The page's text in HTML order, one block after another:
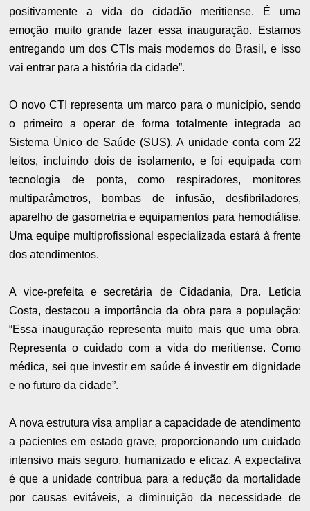
positivamente a vida do cidadão meritiense. É uma
emoção muito grande fazer essa inauguração. Estamos
entregando um dos CTIs mais modernos do Brasil, e isso
vai entrar para a história da cidade”.
O novo CTI representa um marco para o município, sendo
o primeiro a operar de forma totalmente integrada ao
Sistema Único de Saúde (SUS). A unidade conta com 22
leitos, incluindo dois de isolamento, e foi equipada com
tecnologia de ponta, como respiradores, monitores
multiparâmetros, bombas de infusão, desfibriladores,
aparelho de gasometria e equipamentos para hemodiálise.
Uma equipe multiprofissional especializada estará à frente
dos atendimentos.
A vice-prefeita e secretária de Cidadania, Dra. Letícia
Costa, destacou a importância da obra para a população:
“Essa inauguração representa muito mais que uma obra.
Representa o cuidado com a vida do meritiense. Como
médica, sei que investir em saúde é investir em dignidade
e no futuro da cidade”.
A nova estrutura visa ampliar a capacidade de atendimento
a pacientes em estado grave, proporcionando um cuidado
intensivo mais seguro, humanizado e eficaz. A expectativa
é que a unidade contribua para a redução da mortalidade
por causas evitáveis, a diminuição da necessidade de